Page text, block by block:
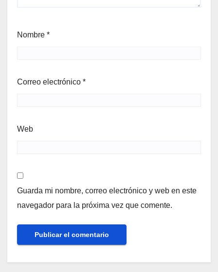
Nombre *
Correo electrónico *
Web
Guarda mi nombre, correo electrónico y web en este
navegador para la próxima vez que comente.